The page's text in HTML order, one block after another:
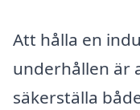
Att hålla en
underhållen är
säkerställa